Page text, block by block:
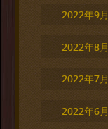
2022年9月
2022年8月
2022年7月
2022年6月